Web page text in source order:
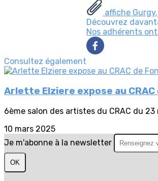
affiche
Découvrez
Nos adhérents
Consultez également
Arlette Elziere expose au
6ème salon des artistes du CRAC du
10 mars 2025
Je m'abonne à la newsletter
OK